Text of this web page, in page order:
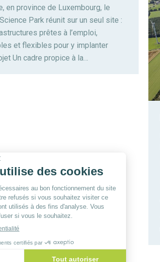
en province de Luxembourg, le
Park réunit sur un seul site :
prêtes à l’emploi,
et flexibles pour y implanter
Un cadre propice à la…